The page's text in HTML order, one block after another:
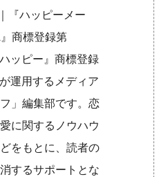
『ハッピーメー
商標登録第
ッピー』商標登録
運用するメディア
」編集部です。恋
に関するノウハウ
をもとに、読者の
するサポートとな